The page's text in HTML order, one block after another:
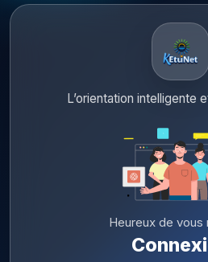
L’orientation intelligente
Heureux de vous